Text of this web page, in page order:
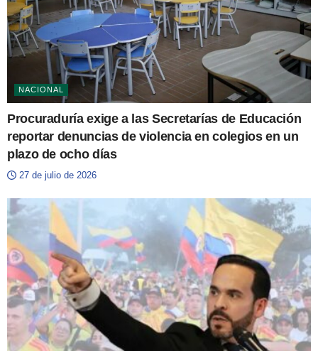
NACIONAL
Procuraduría exige a las Secretarías de Educación
reportar denuncias de violencia en colegios en un
plazo de ocho días
27 de julio de 2026